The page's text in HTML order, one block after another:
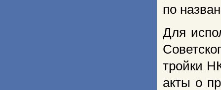
по
Для
тройки
акты о